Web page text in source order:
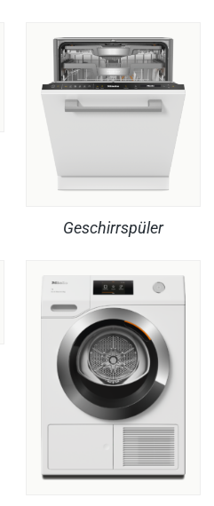
Geschirrspüler